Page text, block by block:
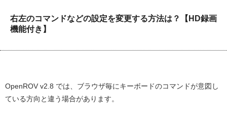
右左のコマンドなどの設定を変更する方法は？【HD録画
機能付き】
OpenROV v2.8 では、ブラウザ毎にキーボードのコマンドが意図し
ている方向と違う場合があります。